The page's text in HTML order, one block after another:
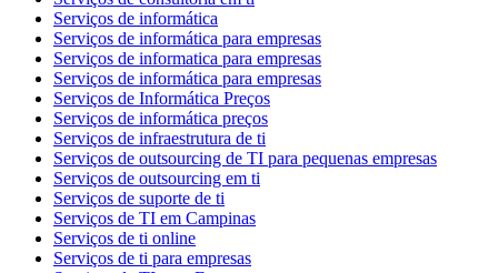
Serviços de informática
Serviços de informática para empresas
Serviços de informatica para empresas
Serviços de informática para empresas
Serviços de Informática Preços
Serviços de informática preços
Serviços de infraestrutura de ti
Serviços de outsourcing de TI para pequenas empresas
Serviços de outsourcing em ti
Serviços de suporte de ti
Serviços de TI em Campinas
Serviços de ti online
Serviços de ti para empresas